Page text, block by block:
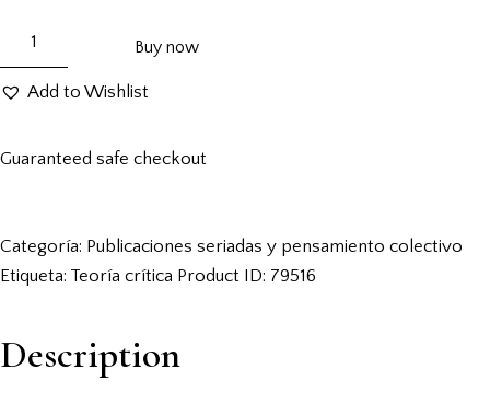
Buy now
Add to Wishlist
Guaranteed safe checkout
Categoría: Publicaciones seriadas y pensamiento colectivo
Etiqueta: Teoría crítica Product ID: 79516
Description